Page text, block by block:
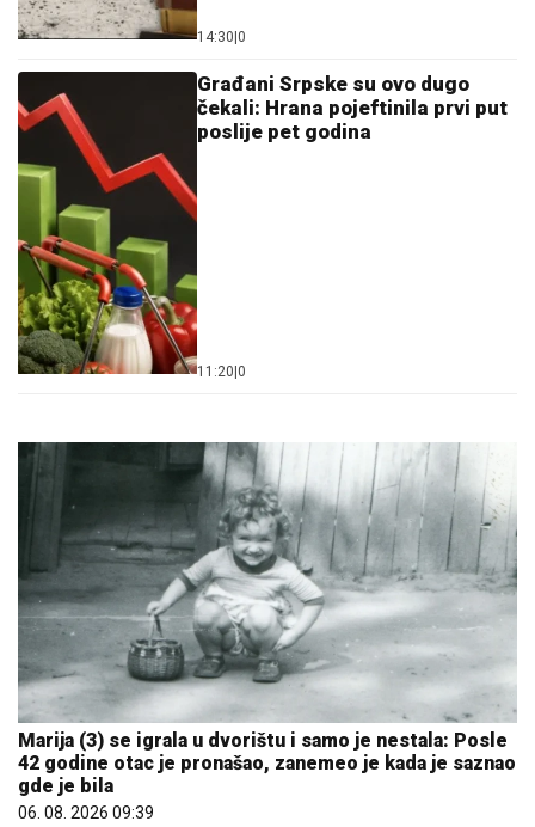
14:30 0
Građani Srpske su ovo dugo
čekali: Hrana pojeftinila prvi put
poslije pet godina
11:20 0
Marija (3) se igrala u dvorištu i samo je nestala: Posle
42 godine otac je pronašao, zanemeo je kada je saznao
gde je bila
06. 08. 2026 09:39